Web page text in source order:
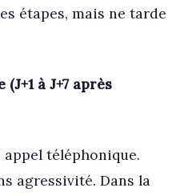
étapes, mais ne tarde
à J+7 après
téléphonique.
agressivité. Dans la